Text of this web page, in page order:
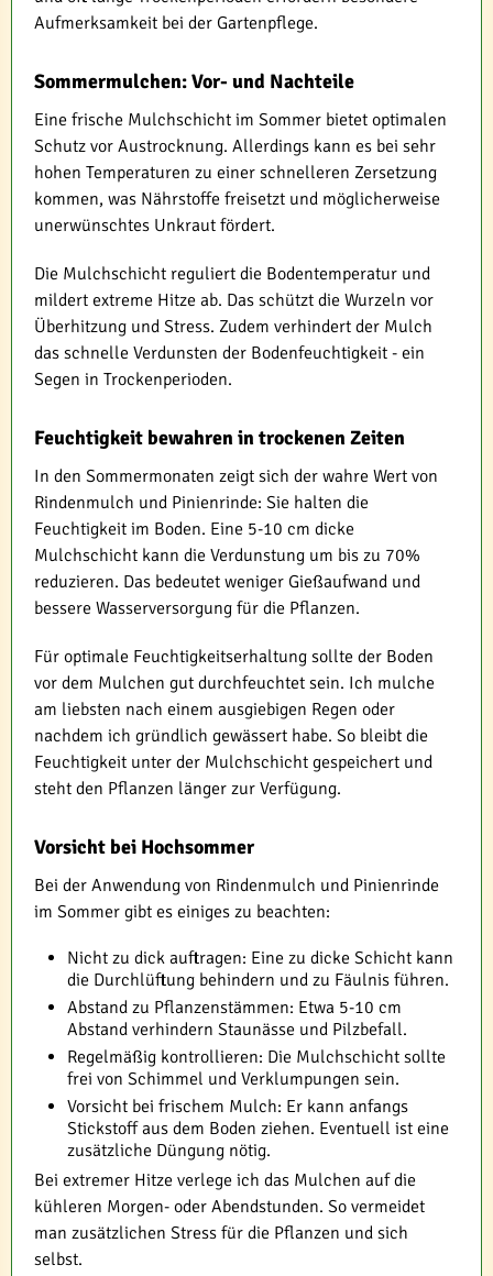
Aufmerksamkeit bei der Gartenpflege.
Sommermulchen: Vor- und Nachteile
Eine frische Mulchschicht im Sommer bietet optimalen
Schutz vor Austrocknung. Allerdings kann es bei sehr
hohen Temperaturen zu einer schnelleren Zersetzung
kommen, was Nährstoffe freisetzt und möglicherweise
unerwünschtes Unkraut fördert.
Die Mulchschicht reguliert die Bodentemperatur und
mildert extreme Hitze ab. Das schützt die Wurzeln vor
Überhitzung und Stress. Zudem verhindert der Mulch
das schnelle Verdunsten der Bodenfeuchtigkeit - ein
Segen in Trockenperioden.
Feuchtigkeit bewahren in trockenen Zeiten
In den Sommermonaten zeigt sich der wahre Wert von
Rindenmulch und Pinienrinde: Sie halten die
Feuchtigkeit im Boden. Eine 5-10 cm dicke
Mulchschicht kann die Verdunstung um bis zu 70%
reduzieren. Das bedeutet weniger Gießaufwand und
bessere Wasserversorgung für die Pflanzen.
Für optimale Feuchtigkeitserhaltung sollte der Boden
vor dem Mulchen gut durchfeuchtet sein. Ich mulche
am liebsten nach einem ausgiebigen Regen oder
nachdem ich gründlich gewässert habe. So bleibt die
Feuchtigkeit unter der Mulchschicht gespeichert und
steht den Pflanzen länger zur Verfügung.
Vorsicht bei Hochsommer
Bei der Anwendung von Rindenmulch und Pinienrinde
im Sommer gibt es einiges zu beachten:
Nicht zu dick auftragen: Eine zu dicke Schicht kann
die Durchlüftung behindern und zu Fäulnis führen.
Abstand zu Pflanzenstämmen: Etwa 5-10 cm
Abstand verhindern Staunässe und Pilzbefall.
Regelmäßig kontrollieren: Die Mulchschicht sollte
frei von Schimmel und Verklumpungen sein.
Vorsicht bei frischem Mulch: Er kann anfangs
Stickstoff aus dem Boden ziehen. Eventuell ist eine
zusätzliche Düngung nötig.
Bei extremer Hitze verlege ich das Mulchen auf die
kühleren Morgen- oder Abendstunden. So vermeidet
man zusätzlichen Stress für die Pflanzen und sich
selbst.